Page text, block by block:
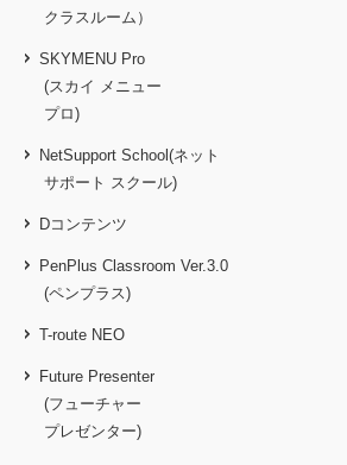
クラスルーム）
SKYMENU Pro
(スカイ メニュー
プロ)
NetSupport School(ネット
サポート スクール)
Dコンテンツ
PenPlus Classroom Ver.3.0
(ペンプラス)
T-route NEO
Future Presenter
(フューチャー
プレゼンター)